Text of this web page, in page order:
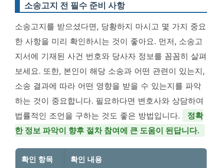
소송고지 전 필수 준비 사항
소송고지를 받으셨다면, 당황하지 마시고 몇 가지 중요
한 사항을 미리 확인하시는 것이 좋아요. 먼저, 소송고
지서에 기재된 사건 번호와 당사자 정보를 꼼꼼히 살펴
보세요. 또한, 본인이 해당 소송과 어떤 관련이 있는지,
소송 결과에 따라 어떤 영향을 받을 수 있는지를 파악
하는 것이 중요합니다. 필요하다면 변호사와 상담하여
법률적인 조언을 구하는 것도 좋은 방법입니다.
정확
한 정보 파악이 향후 절차 참여에 큰 도움이 된답니다.
확인 항목 확인 내용